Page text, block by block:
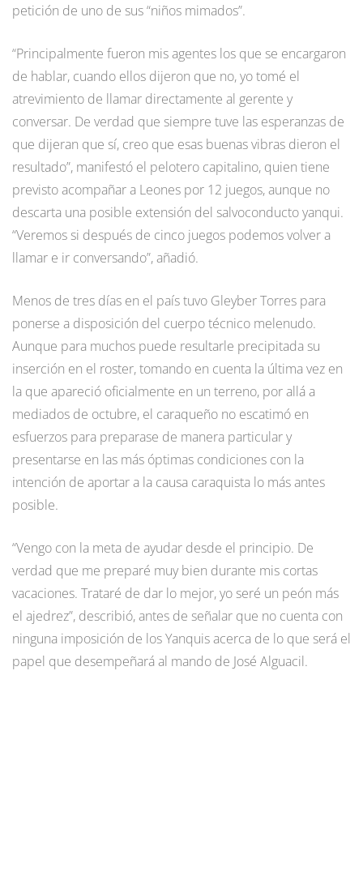
petición de uno de sus “niños mimados”.
“Principalmente fueron mis agentes los que se encargaron
de hablar, cuando ellos dijeron que no, yo tomé el
atrevimiento de llamar directamente al gerente y
conversar. De verdad que siempre tuve las esperanzas de
que dijeran que sí, creo que esas buenas vibras dieron el
resultado”, manifestó el pelotero capitalino, quien tiene
previsto acompañar a Leones por 12 juegos, aunque no
descarta una posible extensión del salvoconducto yanqui.
“Veremos si después de cinco juegos podemos volver a
llamar e ir conversando”, añadió.
Menos de tres días en el país tuvo Gleyber Torres para
ponerse a disposición del cuerpo técnico melenudo.
Aunque para muchos puede resultarle precipitada su
inserción en el roster, tomando en cuenta la última vez en
la que apareció oficialmente en un terreno, por allá a
mediados de octubre, el caraqueño no escatimó en
esfuerzos para preparase de manera particular y
presentarse en las más óptimas condiciones con la
intención de aportar a la causa caraquista lo más antes
posible.
“Vengo con la meta de ayudar desde el principio. De
verdad que me preparé muy bien durante mis cortas
vacaciones. Trataré de dar lo mejor, yo seré un peón más
el ajedrez”, describió, antes de señalar que no cuenta con
ninguna imposición de los Yanquis acerca de lo que será el
papel que desempeñará al mando de José Alguacil.